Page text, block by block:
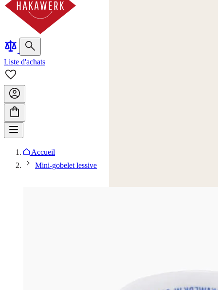
Liste d'achats
Accueil
Mini-gobelet lessive